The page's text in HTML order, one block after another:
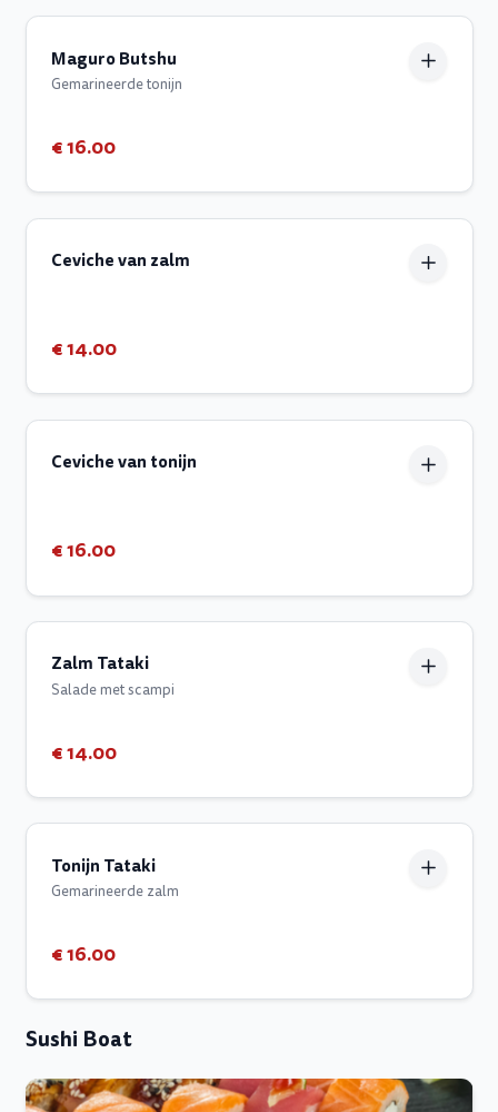
Maguro Butshu
Gemarineerde tonijn
€ 16.00
Ceviche van zalm
€ 14.00
Ceviche van tonijn
€ 16.00
Zalm Tataki
Salade met scampi
€ 14.00
Tonijn Tataki
Gemarineerde zalm
€ 16.00
Sushi Boat